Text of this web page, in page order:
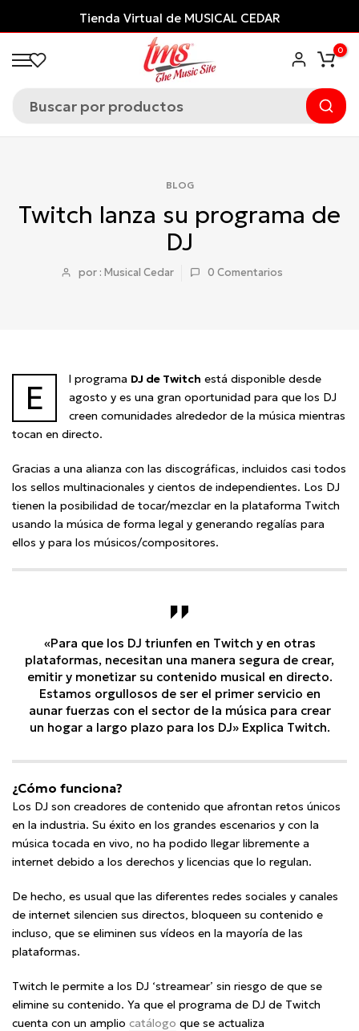
al
contenido
Tienda Virtual de MUSICAL CEDAR
0
BLOG
Twitch lanza su programa de
DJ
por : Musical Cedar 0 Comentarios
E l programa DJ de Twitch está disponible desde
agosto y es una gran oportunidad para que los DJ
creen comunidades alrededor de la música mientras
tocan en directo.
Gracias a una alianza con las discográficas, incluidos casi todos
los sellos multinacionales y cientos de independientes. Los DJ
tienen la posibilidad de tocar/mezclar en la plataforma Twitch
usando la música de forma legal y generando regalías para
ellos y para los músicos/compositores.
«Para que los DJ triunfen en Twitch y en otras
plataformas, necesitan una manera segura de crear,
emitir y monetizar su contenido musical en directo.
Estamos orgullosos de ser el primer servicio en
aunar fuerzas con el sector de la música para crear
un hogar a largo plazo para los DJ» Explica Twitch.
¿Cómo funciona?
Los DJ son creadores de contenido que afrontan retos únicos
en la industria. Su éxito en los grandes escenarios y con la
música tocada en vivo, no ha podido llegar libremente a
internet debido a los derechos y licencias que lo regulan.
De hecho, es usual que las diferentes redes sociales y canales
de internet silencien sus directos, bloqueen su contenido e
incluso, que se eliminen sus vídeos en la mayoría de las
plataformas.
Twitch le permite a los DJ ‘streamear’ sin riesgo de que se
elimine su contenido. Ya que el programa de DJ de Twitch
cuenta con un amplio catálogo que se actualiza